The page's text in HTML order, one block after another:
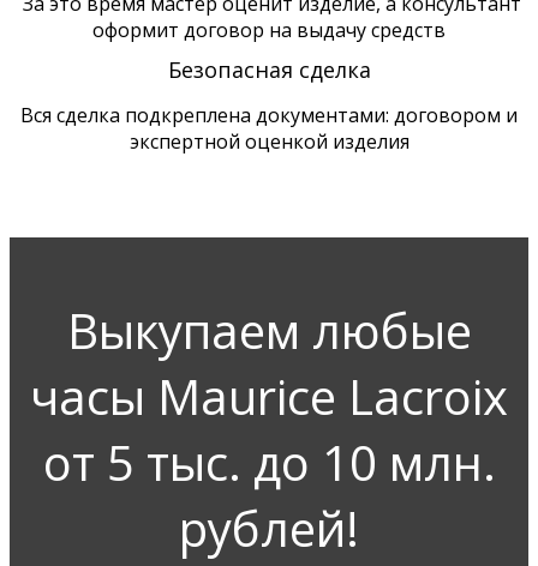
оформит договор на выдачу средств
Безопасная сделка
Вся сделка подкреплена документами: договором и
экспертной оценкой изделия
Выкупаем любые
часы Maurice Lacroix
от 5 тыс. до 10 млн.
рублей!